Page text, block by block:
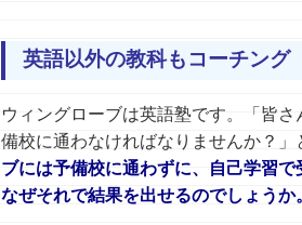
英語以外の教科もコーチング
ウィングローブは英語塾です。
「皆
備校に通わなければなりませんか？」
ブには予備校に通わずに、自己学習で
なぜそれで結果を出せるのでしょうか